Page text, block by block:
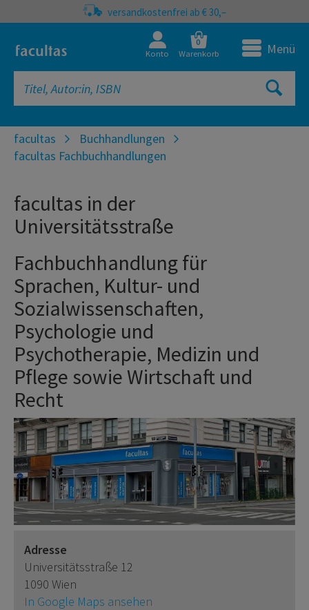
versandkostenfrei ab € 30,–
Konto
0
Warenkorb Menü
facultas
Buchhandlungen
facultas Fachbuchhandlungen
facultas in der
Universitätsstraße
Fachbuchhandlung für
Sprachen, Kultur- und
Sozialwissenschaften,
Psychologie und
Psychotherapie, Medizin und
Pflege sowie Wirtschaft und
Recht
Adresse
Universitätsstraße 12
1090 Wien
In Google Maps ansehen